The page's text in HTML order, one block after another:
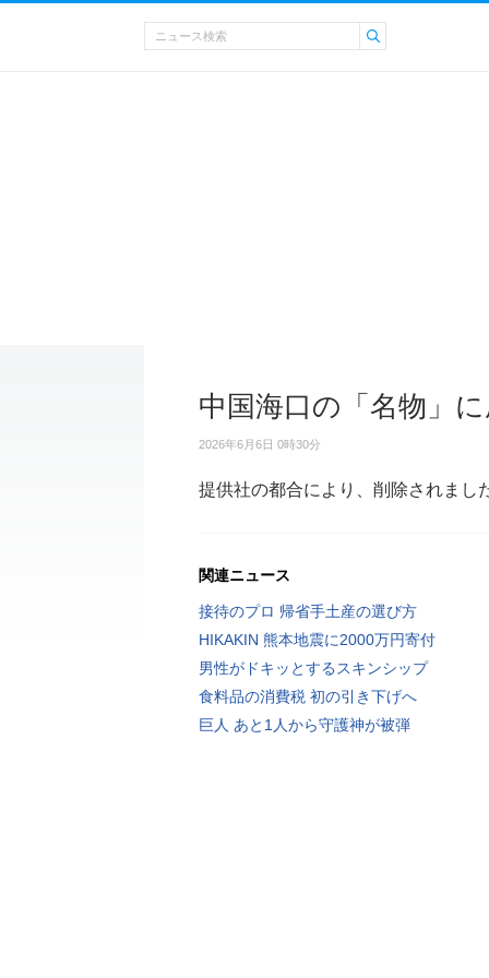
中国海口の「名物」
2026年6月6日 0時30分
提供社の都合により、削除されまし
関連ニュース
接待のプロ 帰省手土産の選び方
HIKAKIN 熊本地震に2000万円寄付
男性がドキッとするスキンシップ
食料品の消費税 初の引き下げへ
巨人 あと1人から守護神が被弾